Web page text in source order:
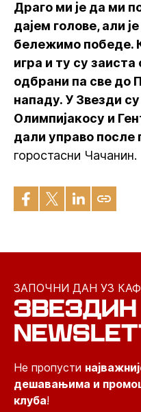
Драго ми је да ми
дајем голове, али
бележимо победе.
игра и ту су заиста
одбрани па све до
нападу. У Звезди
Олимпијакосу и
дали управо после
горостасни Чачанин.
ЗАПОЧНИ ДАН УЗ
ЗВЕЗДИН
Не пропусти
дешавањима и
клуба!